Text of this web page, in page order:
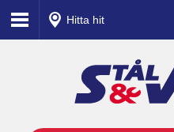
Hitta hit